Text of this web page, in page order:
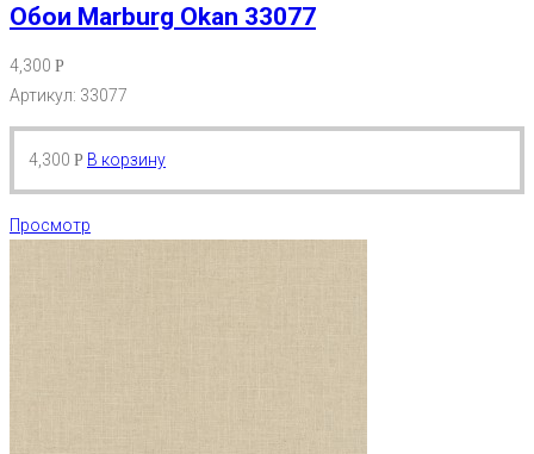
Обои Marburg Okan 33077
4,300 Р
Артикул: 33077
4,300 Р В корзину
Просмотр